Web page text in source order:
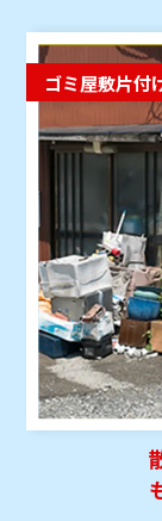
ゴミ屋敷片付